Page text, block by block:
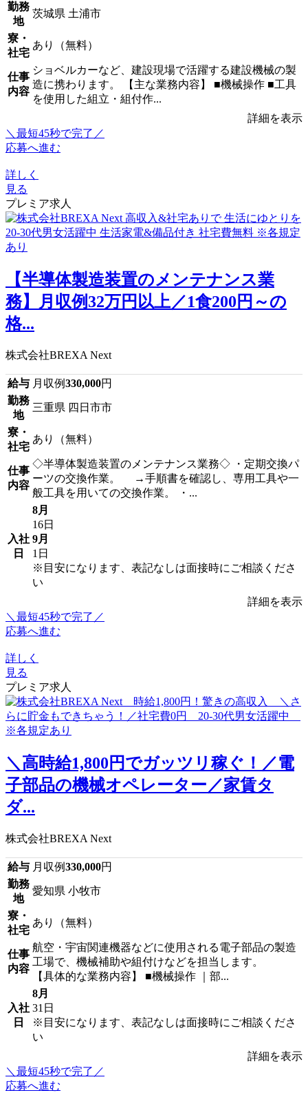
勤務
地
茨城県 土浦市
寮・
社宅
あり（無料）
仕事
内容
ショベルカーなど、建設現場で活躍する建設機械の製
造に携わります。 【主な業務内容】 ■機械操作 ■工具
を使用した組立・組付作...
詳細を表示
＼最短45秒で完了／
応募へ進む
詳しく
見る
プレミア求人
【半導体製造装置のメンテナンス業
務】月収例32万円以上／1食200円～の
格...
株式会社BREXA Next
給与 月収例330,000円
勤務
地
三重県 四日市市
寮・
社宅
あり（無料）
仕事
内容
◇半導体製造装置のメンテナンス業務◇ ・定期交換パ
ーツの交換作業。 →手順書を確認し、専用工具や一
般工具を用いての交換作業。 ・...
入社
日
8月
16日
9月
1日
※目安になります、表記なしは面接時にご相談くださ
い
詳細を表示
＼最短45秒で完了／
応募へ進む
詳しく
見る
プレミア求人
＼高時給1,800円でガッツリ稼ぐ！／電
子部品の機械オペレーター／家賃タ
ダ...
株式会社BREXA Next
給与 月収例330,000円
勤務
地
愛知県 小牧市
寮・
社宅
あり（無料）
仕事
内容
航空・宇宙関連機器などに使用される電子部品の製造
工場で、機械補助や組付けなどを担当します。
【具体的な業務内容】 ■機械操作 ｜部...
入社
日
8月
31日
※目安になります、表記なしは面接時にご相談くださ
い
詳細を表示
＼最短45秒で完了／
応募へ進む